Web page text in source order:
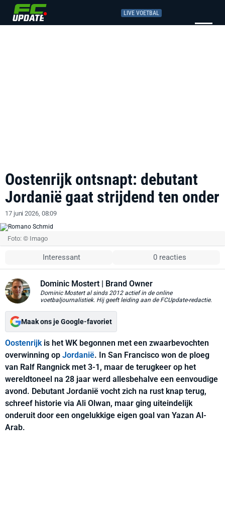
LIVE VOETBAL
Oostenrijk ontsnapt: debutant
Jordanië gaat strijdend ten onder
17 juni 2026, 08:09
Foto: © Imago
Interessant 0 reacties
Dominic Mostert | Brand Owner
Dominic Mostert al sinds 2012 actief in de online
voetbaljournalistiek. Hij geeft leiding aan de FCUpdate-redactie.
Maak ons je Google-favoriet
Oostenrijkis het WK begonnen met een zwaarbevochten
overwinning op Jordanië. In San Francisco won de ploeg
van Ralf Rangnick met 3-1, maar de terugkeer op het
wereldtoneel na 28 jaar werd allesbehalve een eenvoudige
avond. Debutant Jordanië vocht zich na rust knap terug,
schreef historie via Ali Olwan, maar ging uiteindelijk
onderuit door een ongelukkige eigen goal van Yazan Al-
Arab.